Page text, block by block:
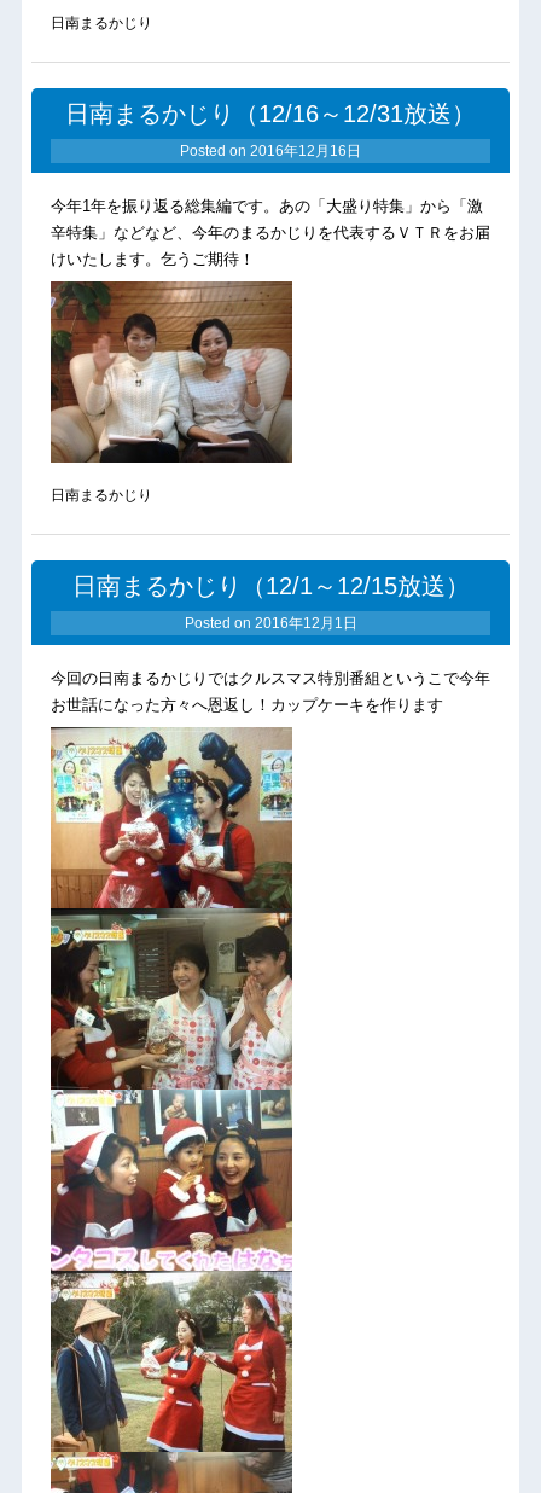
日南まるかじり
日南まるかじり（12/16～12/31放送）
Posted on 2016年12月16日
今年1年を振り返る総集編です。あの「大盛り特集」から「激
辛特集」などなど、今年のまるかじりを代表するＶＴＲをお届
けいたします。乞うご期待！
日南まるかじり
日南まるかじり（12/1～12/15放送）
Posted on 2016年12月1日
今回の日南まるかじりではクルスマス特別番組というこで今年
お世話になった方々へ恩返し！カップケーキを作ります